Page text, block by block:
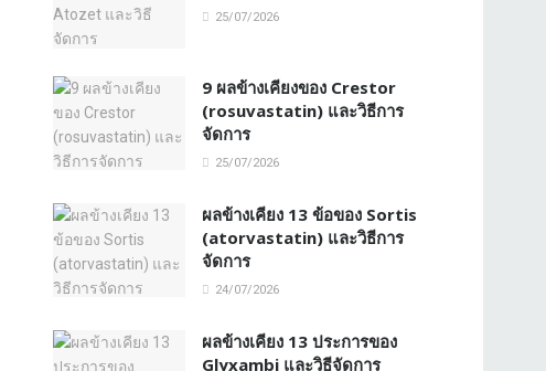
25/07/2026
9 ผลข้างเคียงของ Crestor
(rosuvastatin) และวิธีการ
จัดการ
25/07/2026
ผลข้างเคียง 13 ข้อของ Sortis
(atorvastatin) และวิธีการ
จัดการ
24/07/2026
ผลข้างเคียง 13 ประการของ
Glyxambi และวิธีจัดการ